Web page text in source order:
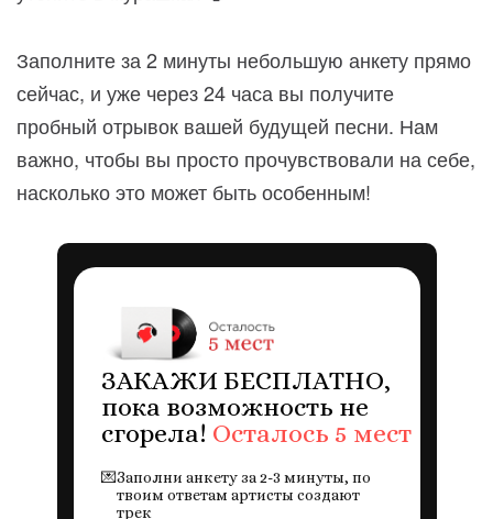
Заполните за 2 минуты небольшую анкету прямо
сейчас, и уже через 24 часа вы получите
пробный отрывок вашей будущей песни. Нам
важно, чтобы вы просто прочувствовали на себе,
насколько это может быть особенным!
ЗАКАЖИ БЕСПЛАТНО,
пока возможность не
сгорела! Осталось 5 мест
💌Заполни анкету за 2-3 минуты, по
твоим ответам артисты создают
трек